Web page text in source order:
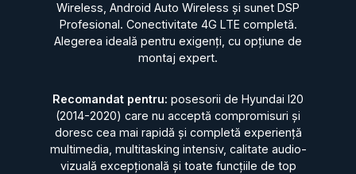
Wireless, Android Auto Wireless și sunet DSP
Profesional. Conectivitate 4G LTE completă.
Alegerea ideală pentru exigenți, cu opțiune de
montaj expert.
Recomandat pentru: posesorii de Hyundai I20
(2014-2020) care nu acceptă compromisuri și
doresc cea mai rapidă și completă experiență
multimedia, multitasking intensiv, calitate audio-
vizuală excepțională și toate funcțiile de top